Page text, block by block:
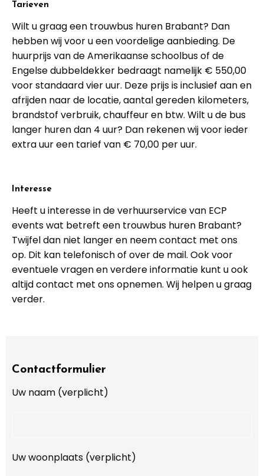
Tarieven
Wilt u graag een trouwbus huren Brabant? Dan
hebben wij voor u een voordelige aanbieding. De
huurprijs van de Amerikaanse schoolbus of de
Engelse dubbeldekker bedraagt namelijk € 550,00
voor standaard vier uur. Deze prijs is inclusief aan en
afrijden naar de locatie, aantal gereden kilometers,
brandstof verbruik, chauffeur en btw. Wilt u de bus
langer huren dan 4 uur? Dan rekenen wij voor ieder
extra uur een tarief van € 70,00 per uur.
Interesse
Heeft u interesse in de verhuurservice van ECP
events wat betreft een trouwbus huren Brabant?
Twijfel dan niet langer en neem contact met ons
op. Dit kan telefonisch of over de mail. Ook voor
eventuele vragen en verdere informatie kunt u ook
altijd contact met ons opnemen. Wij helpen u graag
verder.
Contactformulier
Uw naam (verplicht)
Uw woonplaats (verplicht)